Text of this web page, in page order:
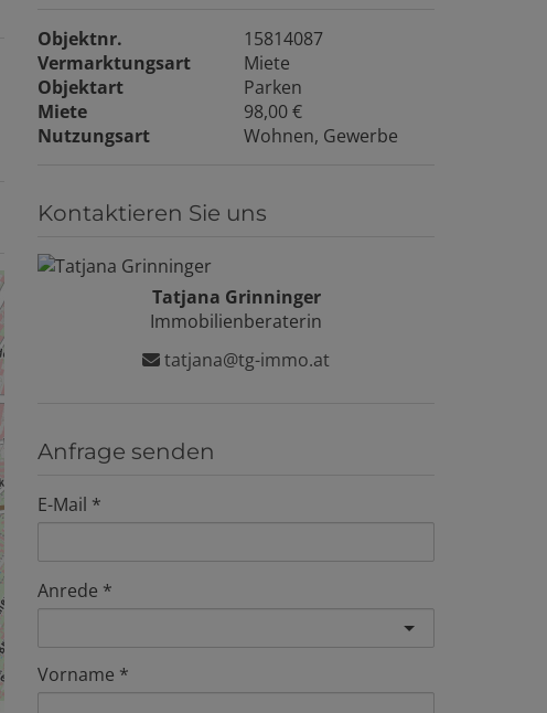
Objektnr.
15814087
Vermarktungsart
Miete
Objektart
Parken
Miete
98,00 €
Nutzungsart
Wohnen Gewerbe
Kontaktieren Sie uns
Tatjana Grinninger
Immobilienberaterin
tatjana@tg-immo.at
Anfrage senden
E-Mail
Anrede
Vorname